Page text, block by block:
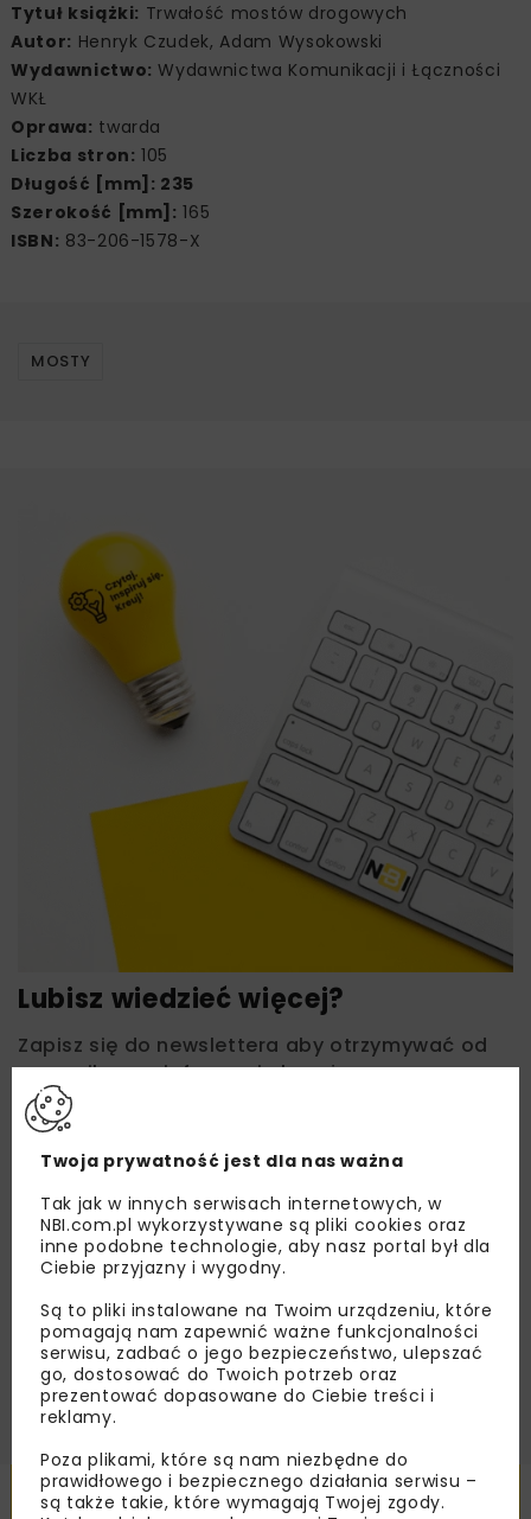
Tytuł książki: Trwałość mostów drogowych
Autor: Henryk Czudek, Adam Wysokowski
Wydawnictwo: Wydawnictwa Komunikacji i Łączności
WKŁ
Oprawa: twarda
Liczba stron: 105
Długość [mm]: 235
Szerokość [mm]: 165
ISBN: 83-206-1578-X
MOSTY
Lubisz wiedzieć więcej?
Zapisz się do newslettera aby otrzymywać od
nas najlepsze informacje branżowe,
zaproszenia na wydarzenia, atrakcyjne oferty i
dedykowane akcje specjalne.
Zapoznałam/em się zPolityką Prywatnościi
Regulaminemoraz wyrażam zgodę na otrzymywanie na
podany przeze mnie adres e-mail korespondencji
ZAPISZ MNIE
Powiązane artykuły
Twoja prywatność jest dla nas ważna
Tak jak w innych serwisach internetowych, w
NBI.com.pl wykorzystywane są pliki cookies oraz
inne podobne technologie, aby nasz portal był dla
Ciebie przyjazny i wygodny.
Są to pliki instalowane na Twoim urządzeniu, które
pomagają nam zapewnić ważne funkcjonalności
serwisu, zadbać o jego bezpieczeństwo, ulepszać
go, dostosować do Twoich potrzeb oraz
prezentować dopasowane do Ciebie treści i
reklamy.
Poza plikami, które są nam niezbędne do
prawidłowego i bezpiecznego działania serwisu –
są także takie, które wymagają Twojej zgody.